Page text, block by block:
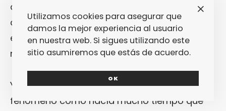
dos semanas que no se hablaba de otra
cosa en el recreo de tu colegio, te
encontrabas ante algo importante, algo que
no podías obviar.
Y queda claro que lo de «It» está siendo un
fenómeno como hacía mucho tiempo que
Utilizamos cookies para asegurar que
damos la mejor experiencia al usuario
en nuestra web. Si sigues utilizando este
sitio asumiremos que estás de acuerdo.
OK